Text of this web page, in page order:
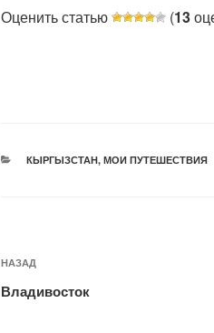
Оценить статью (13
РУБРИКИ
КЫРГЫЗСТАН, МОИ ПУТЕШЕСТВИЯ
Навигация
по
записям
Предыдущая
запись:
НАЗАД
Владивосток